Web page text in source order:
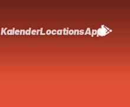
KalenderLocationsApp